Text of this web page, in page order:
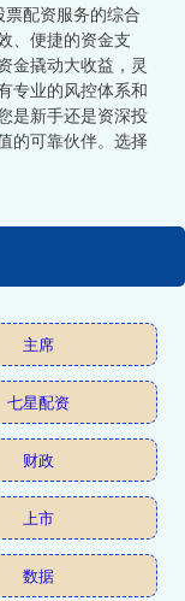
配资服务的综合
、便捷的资金支
金撬动大收益，灵
专业的风控体系和
是新手还是资深投
的可靠伙伴。选择
主席
七星配资
财政
上市
数据